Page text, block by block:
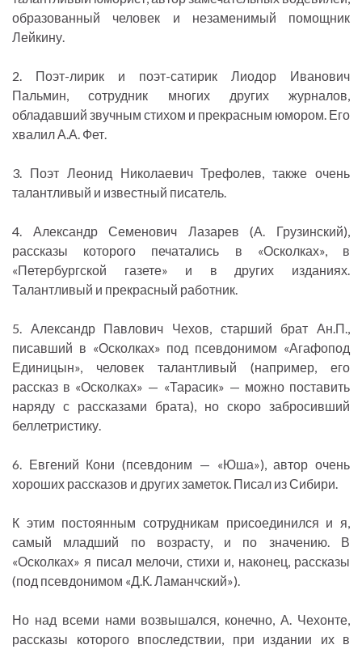
образованный человек и незаменимый помощник
Лейкину.
2. Поэт-лирик и поэт-сатирик Лиодор Иванович
Пальмин, сотрудник многих других журналов,
обладавший звучным стихом и прекрасным юмором. Его
хвалил А.А. Фет.
3. Поэт Леонид Николаевич Трефолев, также очень
талантливый и известный писатель.
4. Александр Семенович Лазарев (А. Грузинский),
рассказы которого печатались в «Осколках», в
«Петербургской газете» и в других изданиях.
Талантливый и прекрасный работник.
5. Александр Павлович Чехов, старший брат Ан.П.,
писавший в «Осколках» под псевдонимом «Агафопод
Единицын», человек талантливый (например, его
рассказ в «Осколках» — «Тарасик» — можно поставить
наряду с рассказами брата), но скоро забросивший
беллетристику.
6. Евгений Кони (псевдоним — «Юша»), автор очень
хороших рассказов и других заметок. Писал из Сибири.
К этим постоянным сотрудникам присоединился и я,
самый младший по возрасту, и по значению. В
«Осколках» я писал мелочи, стихи и, наконец, рассказы
(под псевдонимом «Д.К. Ламанчский»).
Но над всеми нами возвышался, конечно, А. Чехонте,
рассказы которого впоследствии, при издании их в